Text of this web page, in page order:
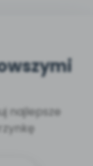
najlepsze